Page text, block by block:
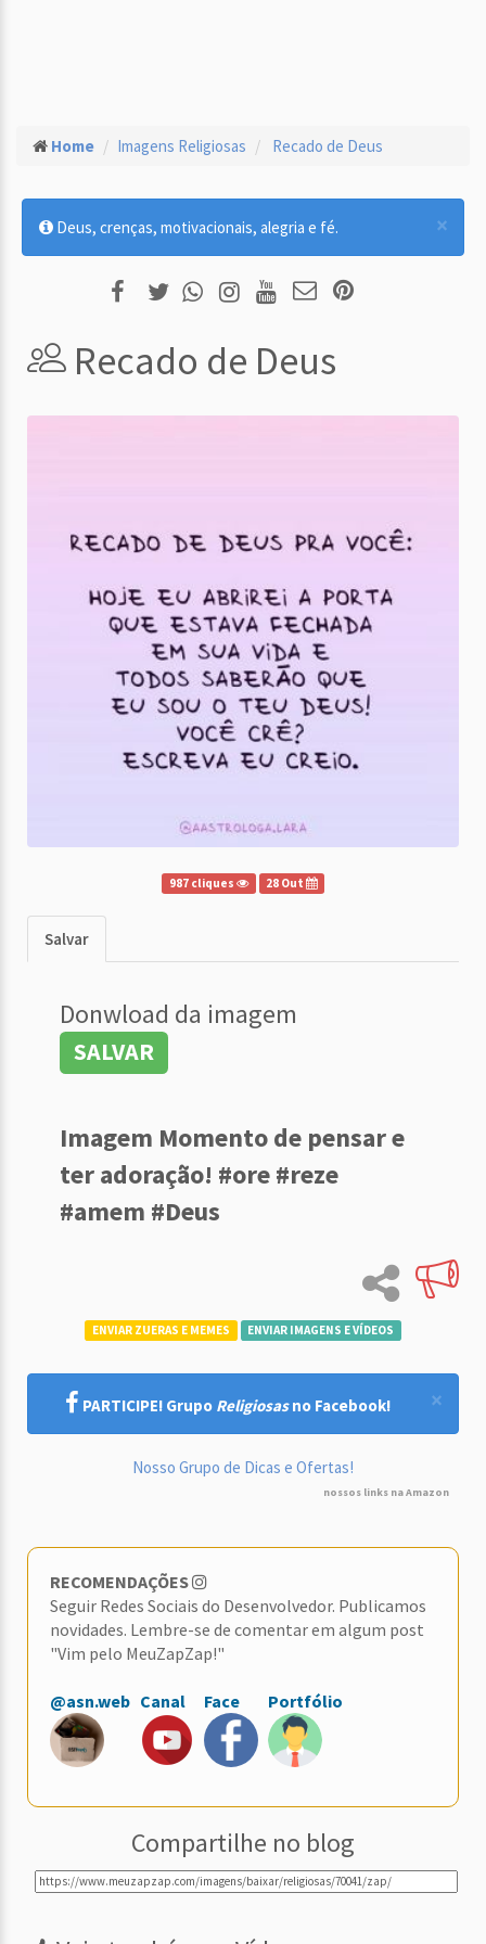
Home Imagens Religiosas Recado de Deus
×
Deus, crenças, motivacionais, alegria e fé.
Recado de Deus
987 cliques 28 Out
Salvar
Donwload da imagem
SALVAR
Imagem Momento de pensar e
ter adoração! #ore #reze
#amem #Deus
ENVIAR ZUERAS E MEMES ENVIAR IMAGENS E VÍDEOS
×
PARTICIPE! Grupo Religiosasno Facebook!
Nosso Grupo de Dicas e Ofertas!
nossos links na Amazon
RECOMENDAÇÕES
Seguir Redes Sociais do Desenvolvedor. Publicamos
novidades. Lembre-se de comentar em algum post
"Vim pelo MeuZapZap!"
@asn.web Canal Face Portfólio
Compartilhe no blog